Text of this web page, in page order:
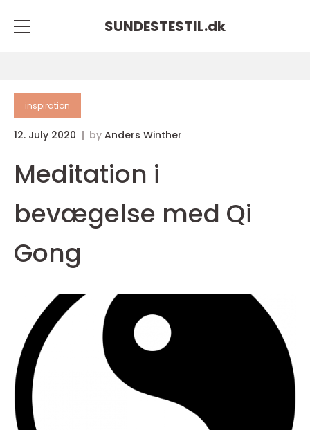
SUNDESTESTIL.dk
inspiration
12. July 2020 by Anders Winther
Meditation i
bevægelse med Qi
Gong